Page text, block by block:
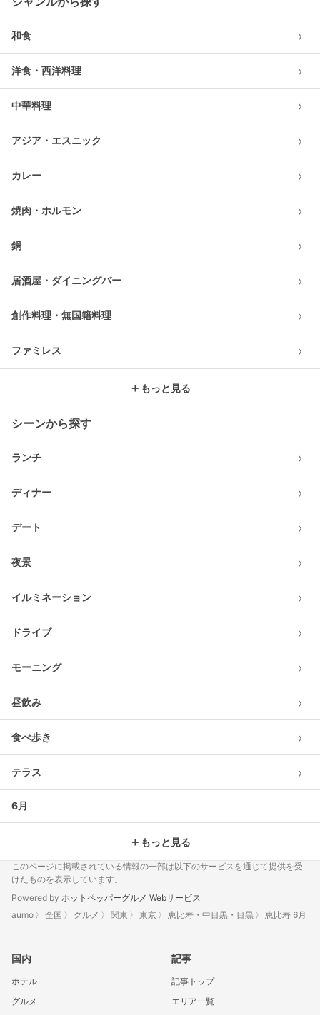
和食 ›
洋食・西洋料理 ›
中華料理 ›
アジア・エスニック ›
カレー ›
焼肉・ホルモン ›
鍋 ›
居酒屋・ダイニングバー ›
創作料理・無国籍料理 ›
ファミレス ›
＋ もっと見る
シーンから探す
ランチ ›
ディナー ›
デート ›
夜景 ›
イルミネーション ›
ドライブ ›
モーニング ›
昼飲み ›
食べ歩き ›
テラス ›
6月
＋ もっと見る
このページに掲載されている情報の一部は以下のサービスを通じて提供を受
けたものを表示しています。
Powered by ホットペッパーグルメ Webサービス
aumo
全国 グルメ 関東 東京 恵比寿・中目黒・目黒 恵比寿 6月
国内
ホテル
グルメ
記事
記事トップ
エリア一覧